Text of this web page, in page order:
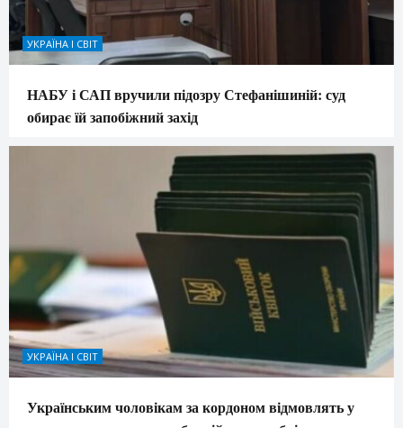
УКРАЇНА І СВІТ
НАБУ і САП вручили підозру Стефанішиній: суд
обирає їй запобіжний захід
УКРАЇНА І СВІТ
Українським чоловікам за кордоном відмовлять у